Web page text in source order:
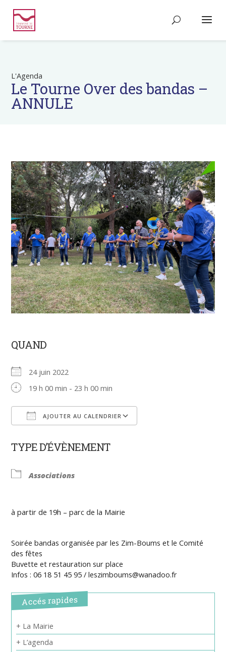
L'Agenda
Le Tourne Over des bandas –
ANNULE
QUAND
24 juin 2022
19 h 00 min - 23 h 00 min
AJOUTER AU CALENDRIER
TYPE D’ÉVÈNEMENT
Associations
à partir de 19h – parc de la Mairie
Soirée bandas organisée par les Zim-Boums et le Comité
des fêtes
Buvette et restauration sur place
Infos : 06 18 51 45 95 / leszimboums@wanadoo.fr
Accés rapides
+ La Mairie
+ L’agenda